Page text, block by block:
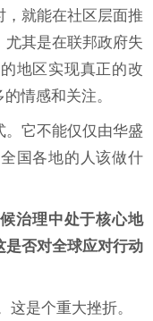
就能在社区层面推
其是在联邦政府失
地区实现真正的改
情感和关注。
它不能仅仅由华盛
国各地的人该做什
治理中处于核心地
是否对全球应对行动
这是个重大挫折。